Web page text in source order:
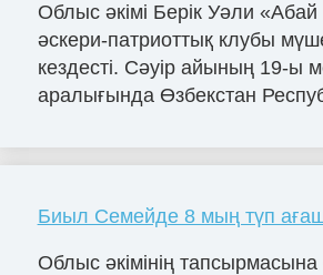
Облыс әкімі Берік Уәли
әскери-патриоттық клубы
кездесті. Сәуір айының 19-ы
аралығында Өзбекстан
Биыл Семейде 8 мың түп ағаш
Облыс әкімінің